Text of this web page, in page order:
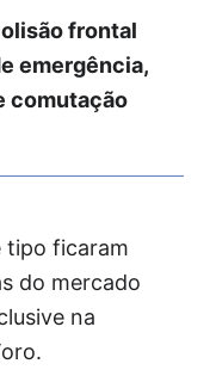
frontal
emergência,
comutação
tipo ficaram
do mercado
na